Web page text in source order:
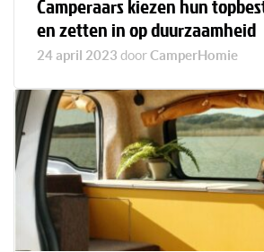
Camperaars kiezen hun
en zetten in op duurzaamheid
24 april 2023 doorCamperHomie